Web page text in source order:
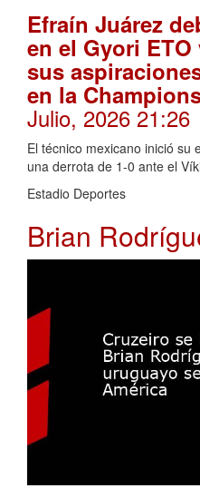
Efraín Juárez
en el Gyori
sus
en la
Julio, 2026 21:26
El técnico mexicano inició su
una derrota de 1-0 ante el
Estadio Deportes
Brian